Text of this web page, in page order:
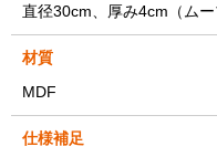
直径30cm、厚み4cm（ムー
材質
MDF
仕様補足